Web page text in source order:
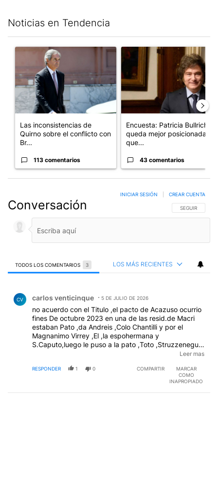
Noticias en Tendencia
Un artículo de tendencia con el título "Las inconsistencias de
Las inconsistencias de
Quirno sobre el conflicto con
Br...
113 comentarios
Un artículo de tendencia con
Encuesta: Patricia Bullrich
queda mejor posicionada
que...
43 comentarios
Conversación SIGA ESTA
SEGUIR
INICIAR SESIÓN CREAR CUENTA
TODOS LOS COMENTARIOS 3 LOS MÁS RECIENTES
CV carlos venticinque 5 DE JULIO DE 2026
no acuerdo con el Titulo ,el pacto de Acazuso ocurrio
fines De octubre 2023 en una de las resid.de Macri
estaban Pato ,da Andreis ,Colo Chantilli y por el
Magnanimo Virrey ,El ,la espohermana y
S.Caputo,luego le puso a la pato ,Toto ,Struzzeneguer
,Baucili ,y no le pudo poner mas ,porque el panelista
proteje (inodoro Pis ) es El Calabres.
Leer mas
RESPONDER 1 0 COMPARTIR
MARCAR
COMO
INAPROPIADO